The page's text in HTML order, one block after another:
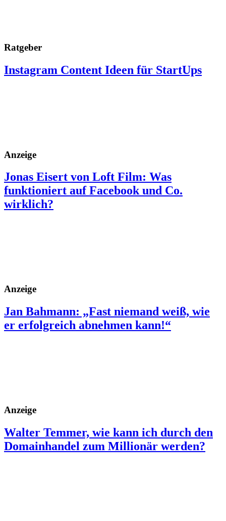
Ratgeber
Instagram Content Ideen für StartUps
Anzeige
Jonas Eisert von Loft Film: Was
funktioniert auf Facebook und Co.
wirklich?
Anzeige
Jan Bahmann: „Fast niemand weiß, wie
er erfolgreich abnehmen kann!“
Anzeige
Walter Temmer, wie kann ich durch den
Domainhandel zum Millionär werden?